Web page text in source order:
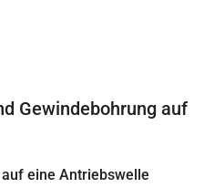
Gewindebohrung auf
eine Antriebswelle